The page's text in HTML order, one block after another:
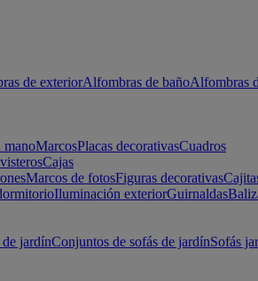
de exteriorAlfombras de bañoAlfombras
manoMarcosPlacas decorativasCuadros
Cajas
Marcos de fotosFiguras decorativas
Iluminación exteriorGuirnaldas
de jardínConjuntos de sofás de jardínSofás